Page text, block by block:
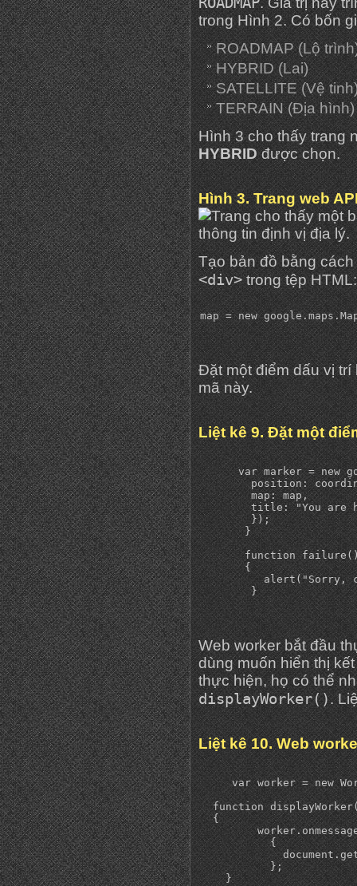
trong Hình 2. Có bốn
ROADMAP (Lộ
HYBRID (Lai)
SATELLITE (Vệ
TERRAIN (Địa hình)
Hình 3 cho thấy trang
HYBRIDđược chọn.
Hình 3. Trang web
Tạo bản đồ bằng
<div>trong tệp HTML:
Đặt một điểm dấu vị trí
mã này.
Liệt kê 9. Đặt một
var marker = new
position:
        map: map,
title: "You are
        });
       }
function
       {
alert("Sorry,
        }
Web worker bắt đầu
dùng muốn hiển thị
thực hiện, họ có thể
displayWorker().
Liệt kê 10. Web
var worker = new
function
  {
           {
           };
    }